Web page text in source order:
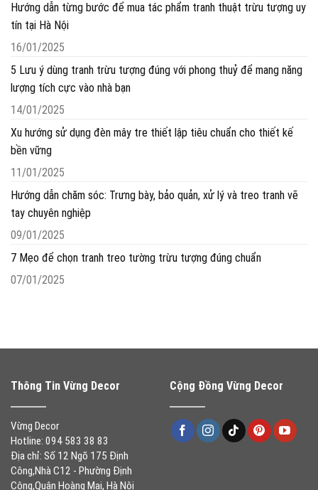
Hướng dẫn từng bước để mua tác phẩm tranh thuật trừu tượng uy
tín tại Hà Nội
16/01/2025
5 Lưu ý dùng tranh trừu tượng đúng với phong thuỷ để mang năng
lượng tích cực vào nhà bạn
14/01/2025
Xu hướng sử dụng đèn mây tre thiết lập tiêu chuẩn cho thiết kế
bền vững
11/01/2025
Hướng dẫn chăm sóc: Trưng bày, bảo quản, xử lý và treo tranh vẽ
tay chuyên nghiệp
09/01/2025
7 Mẹo để chọn tranh treo tường trừu tượng đúng chuẩn
07/01/2025
Thông Tin Vừng Decor
Vừng Decor
Hotline: 094 583 38 83
Địa chỉ: Số 12 Ngõ 175 Định
Công,Nhà C12 - Phường Định
Công,Quận Hoàng Mai, Hà Nội
Cộng Đồng Vừng Decor